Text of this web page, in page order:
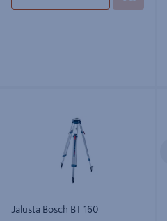
Jalusta Bosch BT 160